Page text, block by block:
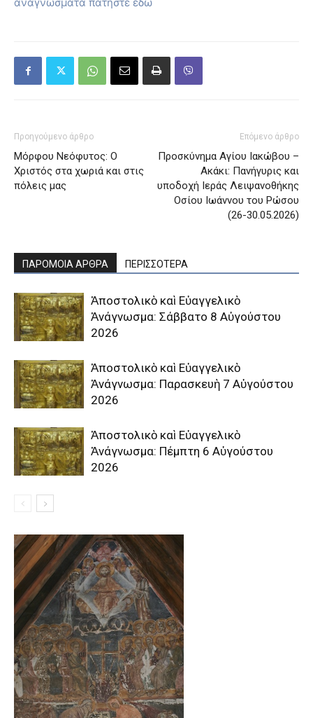
Προηγούμενο άρθρο
Μόρφου Νεόφυτος: O
Χριστός στα χωριά και στις
πόλεις μας
Επόμενο άρθρο
Προσκύνημα Αγίου Ιακώβου –
Ακάκι: Πανήγυρις και
υποδοχή Ιεράς Λειψανοθήκης
Οσίου Ιωάννου του Ρώσου
(26-30.05.2026)
ΠΑΡΟΜΟΙΑ ΑΡΘΡΑ ΠΕΡΙΣΣΟΤΕΡΑ
Ἀποστολικὸ καὶ Εὐαγγελικὸ
Ἀνάγνωσμα: Σάββατο 8 Αὐγούστου
2026
Ἀποστολικὸ καὶ Εὐαγγελικὸ
Ἀνάγνωσμα: Παρασκευὴ 7 Αὐγούστου
2026
Ἀποστολικὸ καὶ Εὐαγγελικὸ
Ἀνάγνωσμα: Πέμπτη 6 Αὐγούστου
2026